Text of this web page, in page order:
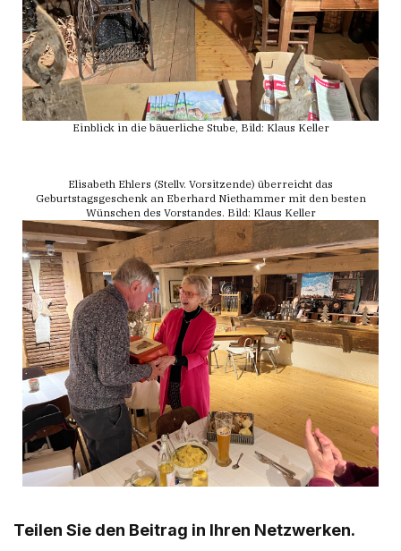
Einblick in die bäuerliche Stube, Bild: Klaus Keller
Elisabeth Ehlers (Stellv. Vorsitzende) überreicht das
Geburtstagsgeschenk an Eberhard Niethammer mit den besten
Wünschen des Vorstandes. Bild: Klaus Keller
Teilen Sie den Beitrag in Ihren Netzwerken.